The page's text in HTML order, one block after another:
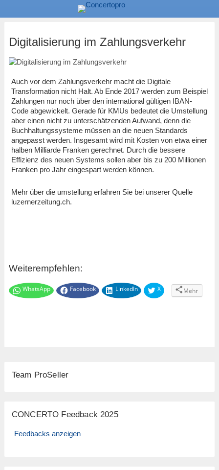
Digitalisierung im Zahlungsverkehr
Auch vor dem Zahlungsverkehr macht die Digitale
Transformation nicht Halt. Ab Ende 2017 werden zum Beispiel
Zahlungen nur noch über den international gültigen IBAN-
Code abgewickelt. Gerade für KMUs bedeutet die Umstellung
aber einen nicht zu unterschätzenden Aufwand, denn die
Buchhaltungssysteme müssen an die neuen Standards
angepasst werden. Insgesamt wird mit Kosten von etwa einer
halben Milliarde Franken gerechnet. Durch die bessere
Effizienz des neuen Systems sollen aber bis zu 200 Millionen
Franken pro Jahr eingespart werden können.
Mehr über die umstellung erfahren Sie bei unserer Quelle
luzernerzeitung.ch.
Weiterempfehlen:
WhatsApp Facebook LinkedIn X Mehr
Team ProSeller
CONCERTO Feedback 2025
Feedbacks anzeigen